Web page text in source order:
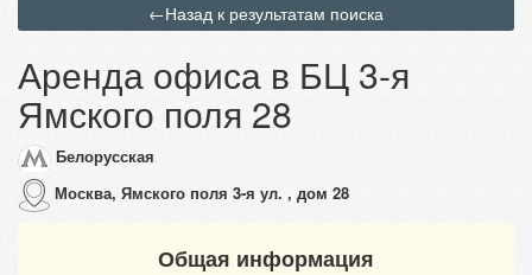
←Назад к результатам поиска
Аренда офиса в БЦ 3-я
Ямского поля 28
Белорусская
Москва, Ямского поля 3-я ул. , дом 28
Общая информация